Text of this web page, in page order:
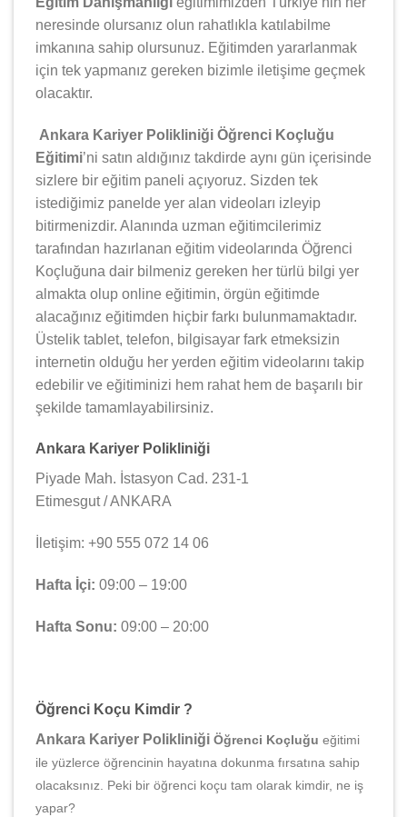
neresinde olursanız olun rahatlıkla katılabilme
imkanına sahip olursunuz. Eğitimden yararlanmak
için tek yapmanız gereken bizimle iletişime geçmek
olacaktır.
Ankara Kariyer Polikliniği Öğrenci Koçluğu
Eğitimi’ni satın aldığınız takdirde aynı gün içerisinde
sizlere bir eğitim paneli açıyoruz. Sizden tek
istediğimiz panelde yer alan videoları izleyip
bitirmenizdir. Alanında uzman eğitimcilerimiz
tarafından hazırlanan eğitim videolarında Öğrenci
Koçluğuna dair bilmeniz gereken her türlü bilgi yer
almakta olup online eğitimin, örgün eğitimde
alacağınız eğitimden hiçbir farkı bulunmamaktadır.
Üstelik tablet, telefon, bilgisayar fark etmeksizin
internetin olduğu her yerden eğitim videolarını takip
edebilir ve eğitiminizi hem rahat hem de başarılı bir
şekilde tamamlayabilirsiniz.
Ankara Kariyer Polikliniği
Piyade Mah. İstasyon Cad. 231-1
Etimesgut / ANKARA
İletişim: +90 555 072 14 06
Hafta İçi: 09:00 – 19:00
Hafta Sonu: 09:00 – 20:00
Öğrenci Koçu Kimdir ?
Ankara Kariyer Polikliniği Öğrenci Koçluğu eğitimi
ile yüzlerce öğrencinin hayatına dokunma fırsatına sahip
olacaksınız. Peki bir öğrenci koçu tam olarak kimdir, ne iş
yapar?